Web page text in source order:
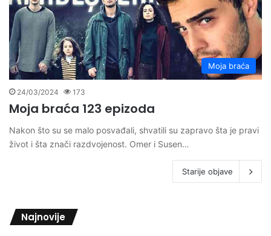
Moja braća
24/03/2024 173
Moja braća 123 epizoda
Nakon što su se malo posvađali, shvatili su zapravo šta je pravi
život i šta znači razdvojenost. Omer i Susen…
Starije objave
Najnovije